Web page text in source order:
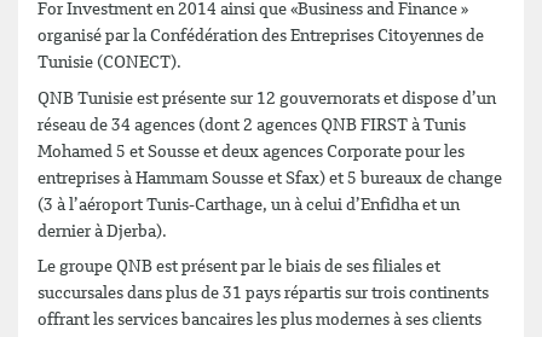
For Investment en 2014 ainsi que «Business and Finance »
organisé par la Confédération des Entreprises Citoyennes de
Tunisie (CONECT).
QNB Tunisie est présente sur 12 gouvernorats et dispose d’un
réseau de 34 agences (dont 2 agences QNB FIRST à Tunis
Mohamed 5 et Sousse et deux agences Corporate pour les
entreprises à Hammam Sousse et Sfax) et 5 bureaux de change
(3 à l’aéroport Tunis-Carthage, un à celui d’Enfidha et un
dernier à Djerba).
Le groupe QNB est présent par le biais de ses filiales et
succursales dans plus de 31 pays répartis sur trois continents
offrant les services bancaires les plus modernes à ses clients